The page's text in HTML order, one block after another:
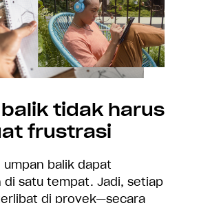
tidak harus
frustrasi
umpan balik dapat
di satu tempat. Jadi, setiap
di proyek—secara